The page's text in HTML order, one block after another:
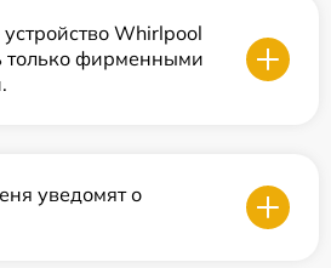
Whirlpool
только фирменными
уведомят о